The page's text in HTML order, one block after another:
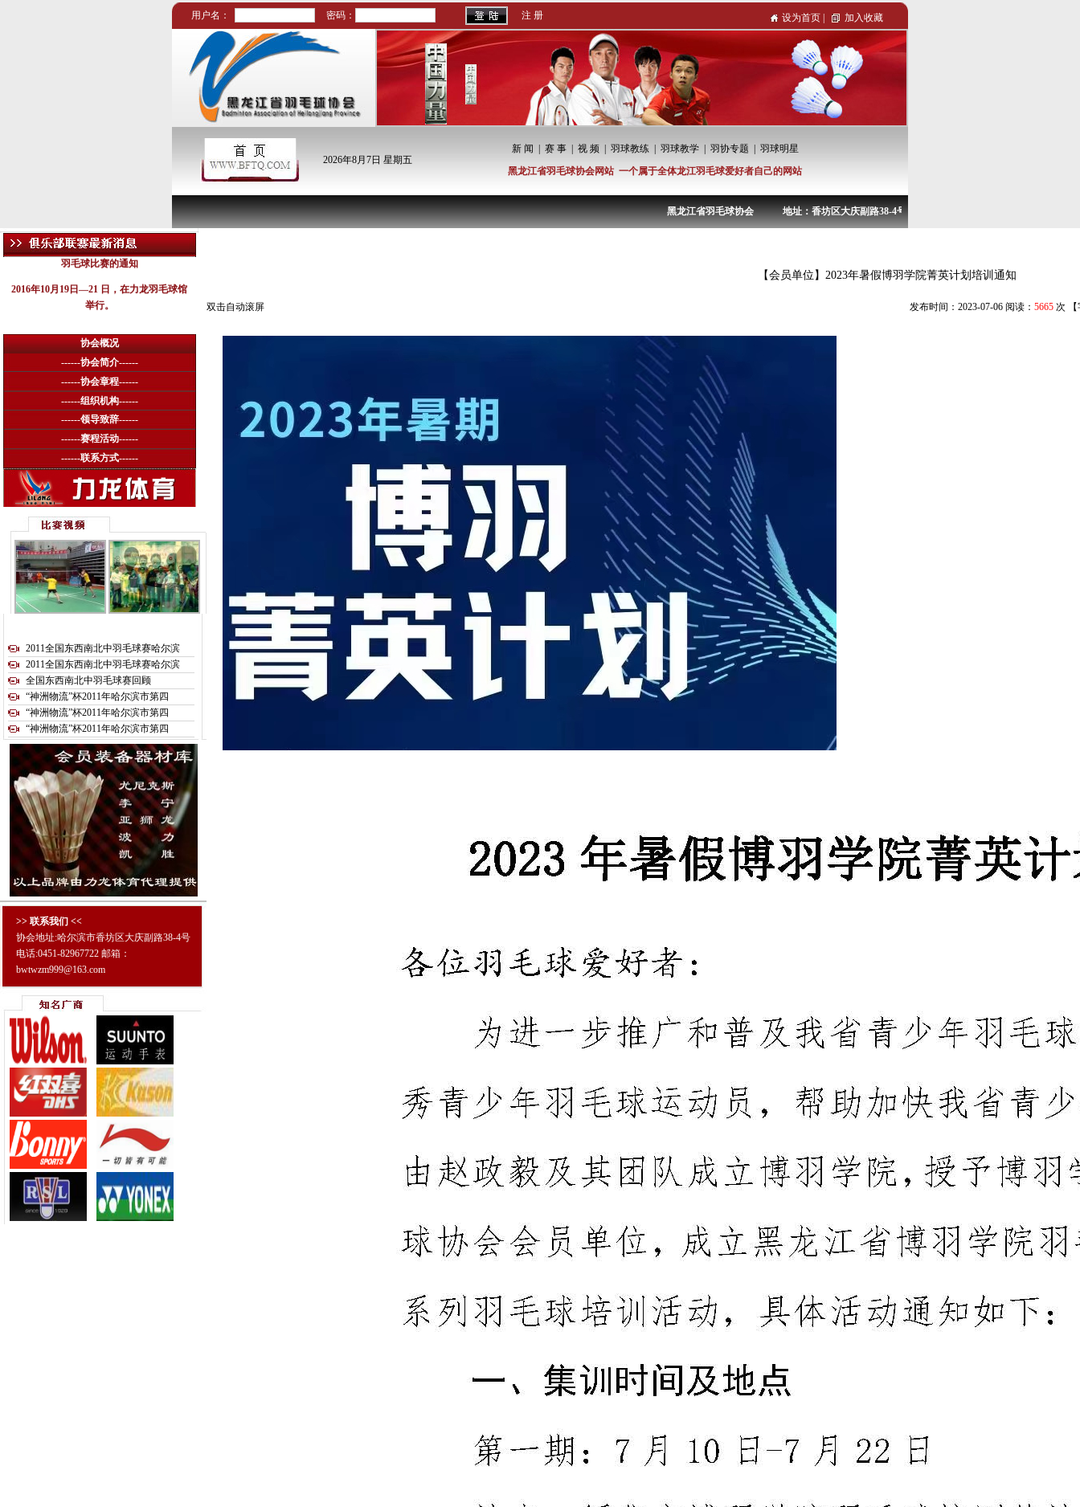
用户名： 密码： 注 册 设为首页 加入收藏
2026年8月7日 星期五
新 闻 赛 事| 视 频| 羽球教练| 羽球教学| 羽协专题
羽球明星
黑龙江省羽毛球协会网站 一个属于全体龙江羽毛球爱好者自己的网站
黑龙江省羽毛球协会 地址：香坊区大庆副路38-4号 电话：0451-82967722
羽毛球比赛的通知
举行。
协会概况
------协会简介------
------协会章程------
------组织机构------
------领导致辞------
------赛程活动------
------联系方式------
2011全国东西南北中羽毛球赛哈尔滨
2011全国东西南北中羽毛球赛哈尔滨
全国东西南北中羽毛球赛回顾
“神洲物流”杯2011年哈尔滨市第四
“神洲物流”杯2011年哈尔滨市第四
“神洲物流”杯2011年哈尔滨市第四
>> 联系我们 <<
协会地址:哈尔滨市香坊区大庆副路38-4号
电话:0451-82967722 邮箱：
bwtwzm999@163.com
【会员单位】2023年暑假博羽学院菁英计划培训通知
双击自动滚屏 发布时间：2023-07-06 阅读： 5665次 【